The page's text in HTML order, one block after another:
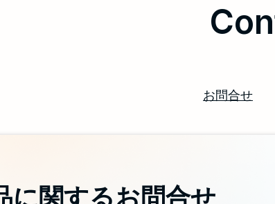
お問合せ
に関するお問合せ